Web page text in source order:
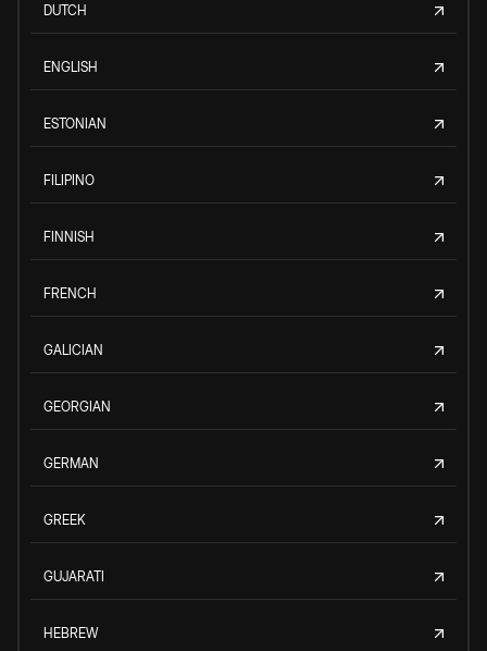
DUTCH
ENGLISH
ESTONIAN
FILIPINO
FINNISH
FRENCH
GALICIAN
GEORGIAN
GERMAN
GREEK
GUJARATI
HEBREW